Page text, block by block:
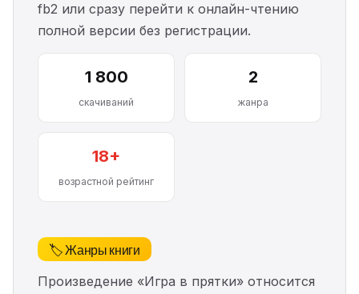
fb2 или сразу перейти к онлайн-чтению
полной версии без регистрации.
1 800
скачиваний
2
жанра
18+
возрастной рейтинг
🏷️ Жанры книги
Произведение «Игра в прятки» относится